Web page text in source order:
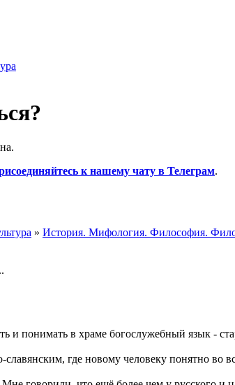
к нашему чату в Телеграм.
» История. Мифология. Философия.
и понимать в храме богослужебный язык -
где новому человеку понятно во